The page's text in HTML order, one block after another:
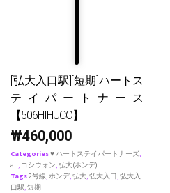
[弘大入口駅][短期]ハートス
テイパートナース
【506HIHUCO】
₩460,000
Categories♥ ハートステイパートナーズ,
all, コシウォン,弘大(ホンデ)
Tags2号線,ホンデ,弘大,弘大入口,弘大入
口駅,短期